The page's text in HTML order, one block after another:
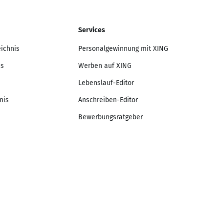
Services
Personalgewinnung mit XING
Werben auf XING
Lebenslauf-Editor
Anschreiben-Editor
Bewerbungsratgeber